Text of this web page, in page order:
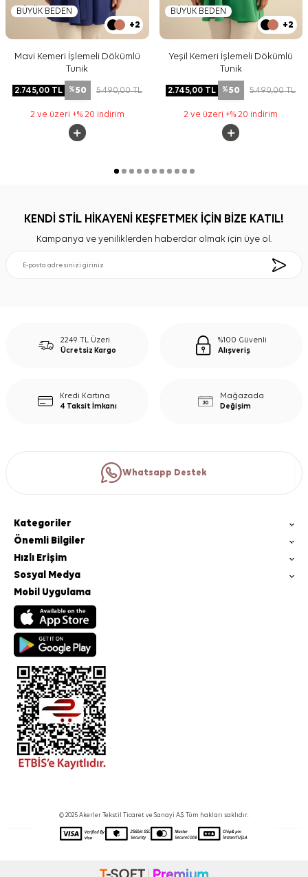
BÜYÜK BEDEN
+2
Mavi Kemeri İşlemeli Dökümlü
Tunik
2.745,00TL %50 5.490,00TL
2 ve üzeri +% 20 indirim
BÜYÜK BEDEN
+2
Yeşil Kemeri İşlemeli Dökümlü
Tunik
2.745,00 TL %50 5.490,00TL
2 ve üzeri +% 20 indirim
KENDİ STİL HİKAYENİ KEŞFETMEK İÇİN BİZE KATIL!
Kampanya ve yeniliklerden haberdar olmak için üye ol.
2249 TL Üzeri
Ücretsiz Kargo
%100 Güvenli
Alışveriş
Kredi Kartına
4 Taksit İmkanı
Mağazada
Değişim
Whatsapp Destek
Kategoriler
Önemli Bilgiler
Hızlı Erişim
Sosyal Medya
Mobil Uygulama
© 2025 Akerler Tekstil Ticaret ve Sanayi A.Ş. Tüm hakları saklıdır.